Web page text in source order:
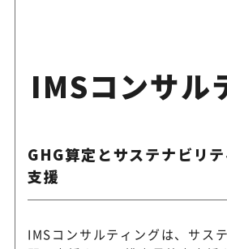
IMSコンサル
GHG算定とサステナビリ
支援
IMSコンサルティングは、サス